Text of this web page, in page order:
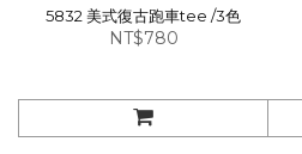
5832 美式復古跑車tee /3色
NT$780